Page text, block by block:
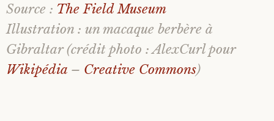
Source : The Field Museum
Illustration : un macaque berbère à
Gibraltar (crédit photo : AlexCurl pour
Wikipédia – Creative Commons)